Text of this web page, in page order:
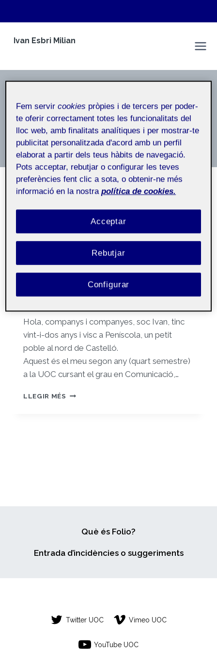
Ivan Esbri Milian
Inici / Benvinguda
Benvinguda
Presentació
PerIvan Esbri Milian 2 març, 2023
Comunicacio i
social media aula 1
Públic
Hola, companys i companyes, soc Ivan, tinc
vint-i-dos anys i visc a Peníscola, un petit
poble al nord de Castelló.
Aquest és el meu segon any (quart semestre)
a la UOC cursant el grau en Comunicació,…
LLEGIR MÉS PRESENTACIÓ
Què és Folio?
Entrada d’incidències o suggeriments
Twitter UOC Vimeo UOC
YouTube UOC
Fem servircookies pròpies i de tercers per poder-
te oferir correctament totes les funcionalitats del
lloc web, amb finalitats analítiques i per mostrar-te
publicitat personalitzada d'acord amb un perfil
elaborat a partir dels teus hàbits de navegació.
Pots acceptar, rebutjar o configurar les teves
preferències fent clic a sota, o obtenir-ne més
informació en la nostra política de cookies.
Rebutjar
Acceptar
Configurar